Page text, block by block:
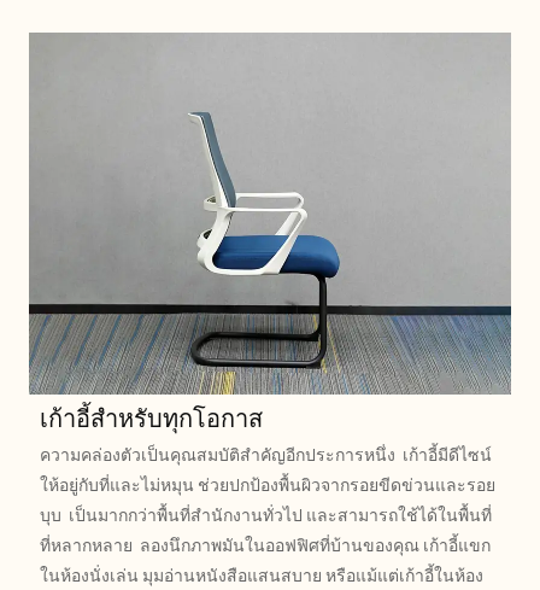
เก้าอี้สำหรับทุกโอกาส
ความคล่องตัวเป็นคุณสมบัติสำคัญอีกประการหนึ่ง เก้าอี้มีดีไซน์
ให้อยู่กับที่และไม่หมุน ช่วยปกป้องพื้นผิวจากรอยขีดข่วนและรอย
บุบ เป็นมากกว่าพื้นที่สำนักงานทั่วไป และสามารถใช้ได้ในพื้นที่
ที่หลากหลาย ลองนึกภาพมันในออฟฟิศที่บ้านของคุณ เก้าอี้แขก
ในห้องนั่งเล่น มุมอ่านหนังสือแสนสบาย หรือแม้แต่เก้าอี้ในห้อง